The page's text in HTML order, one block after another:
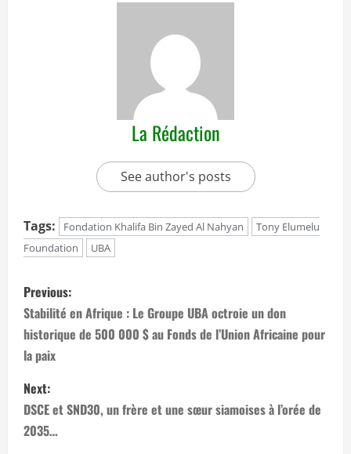
La Rédaction
See author's posts
Tags: Fondation Khalifa Bin Zayed Al Nahyan
Tony Elumelu
Foundation
UBA
P
o
s
t
n
Previous:
Stabilité en Afrique : Le Groupe UBA octroie un don
historique de 500 000 $ au Fonds de l’Union Africaine pour
la paix
Next:
DSCE et SND30, un frère et une sœur siamoises à l’orée de
2035…